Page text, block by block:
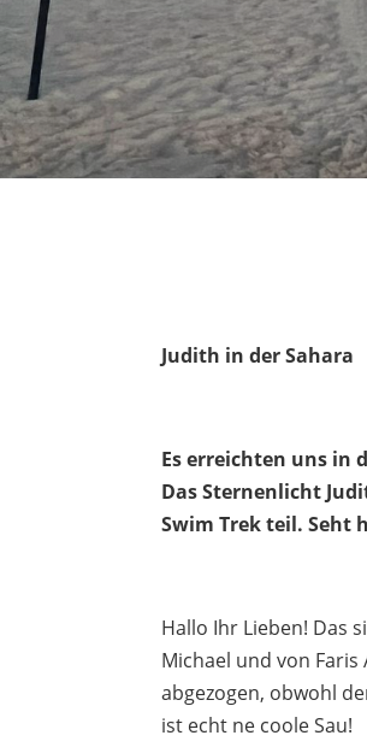
Judith in der Sahara
Es erreichten uns in
Das Sternenlicht
Swim Trek teil. Seht
Hallo Ihr Lieben! Das
Michael und von
abgezogen, obwohl
ist echt ne coole Sau!